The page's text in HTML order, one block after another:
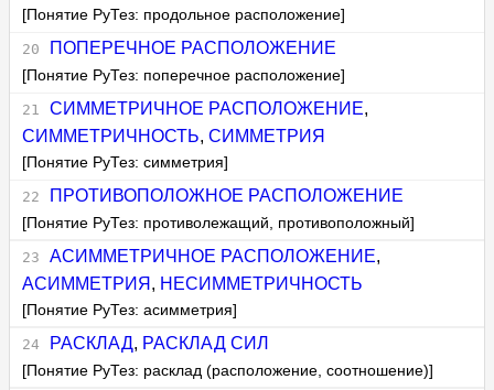
[Понятие РуТез: продольное расположение]
ПОПЕРЕЧНОЕ РАСПОЛОЖЕНИЕ
[Понятие РуТез: поперечное расположение]
СИММЕТРИЧНОЕ РАСПОЛОЖЕНИЕ,
СИММЕТРИЧНОСТЬ,СИММЕТРИЯ
[Понятие РуТез: симметрия]
ПРОТИВОПОЛОЖНОЕ РАСПОЛОЖЕНИЕ
[Понятие РуТез: противолежащий, противоположный]
АСИММЕТРИЧНОЕ РАСПОЛОЖЕНИЕ,
АСИММЕТРИЯ , НЕСИММЕТРИЧНОСТЬ
[Понятие РуТез: асимметрия]
РАСКЛАД, РАСКЛАД СИЛ
[Понятие РуТез: расклад (расположение, соотношение)]